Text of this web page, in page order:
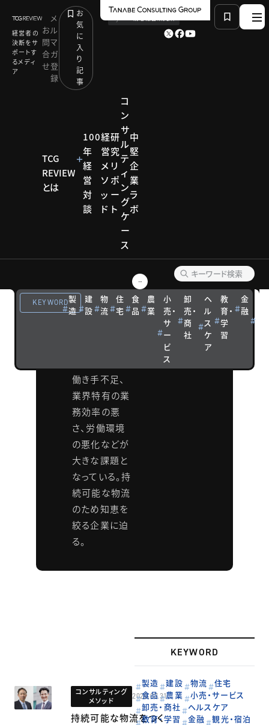
経営者の
決断をサ
ポートす
るメディ
ア
お
問
合
せ
メ
ル
マ
ガ
登
録
お
気
に
入
り
記
事
TCG
REVIEW
とは
100
年
経
営
対
談
経
営
メ
ソ
ッ
ド
研
究
リ
ポ
ー
ト
コ
ン
サ
ル
テ
ィ
ン
グ
ケ
ー
ス
中
堅
企
業
ラ
ボ
KEYWORD製
造
建
設
物
流
住
宅
食
品
農
業
小
売・
サ
ー
ビ
ス
卸
売・
商
社
ヘ
ル
ス
ケ
ア
教
育・
学
習
金
融
経営メソッドサステナブルロジスティクス
経営メソッド
サステ
ロジス
ティク
ス
働き手不足、
業界特有の業
務効率の悪
さ、労働環境
の悪化などが
大きな課題と
なっている。持
続可能な物流
のため知恵を
絞る企業に迫
る。
コンサルティング
メソッド
2020.07.31
持続可能な物流をつく
KEYWORD
製造 建設 物流
住宅
食品
農業
小売・サービス
卸売・商社
ヘルスケア
教育・学習
金融 観光・宿泊